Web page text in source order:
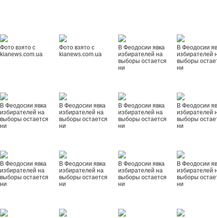
Фото взято с
kianews.com.ua
Фото взято с
kianews.com.ua
В Феодосии явка
избирателей на
выборы остается
ни
В Феодосии
избирателей
выборы
ни
В Феодосии явка
избирателей на
выборы остается
ни
В Феодосии явка
избирателей на
выборы остается
ни
В Феодосии явка
избирателей на
выборы остается
ни
В Феодосии
избирателей
выборы
ни
В Феодосии явка
избирателей на
выборы остается
ни
В Феодосии явка
избирателей на
выборы остается
ни
В Феодосии явка
избирателей на
выборы остается
ни
В Феодосии
избирателей
выборы
ни